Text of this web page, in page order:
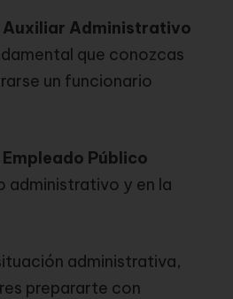
Auxiliar Administrativo
que conozcas
un funcionario
Público
administrativo y en la
administrativa,
prepararte con